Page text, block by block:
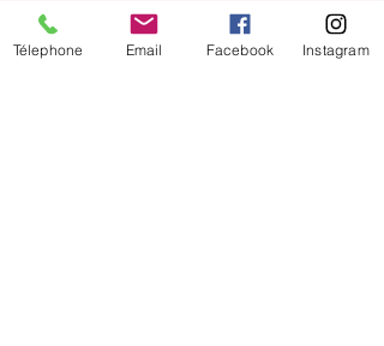
sur-mesure
Télephone Email Facebook Instagram